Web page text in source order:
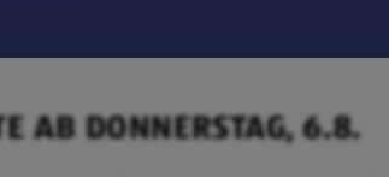
Tab)
AB DONNERSTAG, 6.8.